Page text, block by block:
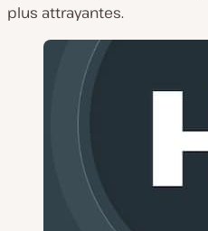
plus attrayantes.